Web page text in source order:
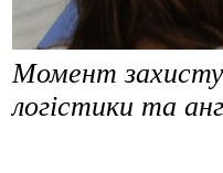
Момент захисту
логістики та